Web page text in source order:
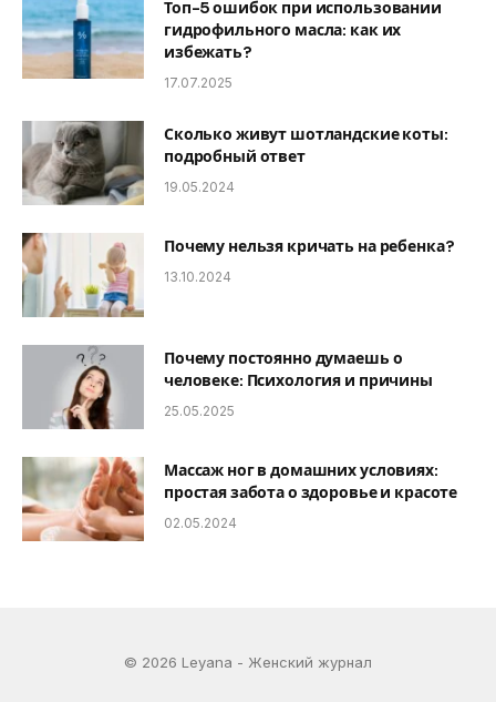
Топ-5 ошибок при использовании
гидрофильного масла: как их
избежать?
17.07.2025
Сколько живут шотландские коты:
подробный ответ
19.05.2024
Почему нельзя кричать на ребенка?
13.10.2024
Почему постоянно думаешь о
человеке: Психология и причины
25.05.2025
Массаж ног в домашних условиях:
простая забота о здоровье и красоте
02.05.2024
© 2026 Leyana - Женский журнал